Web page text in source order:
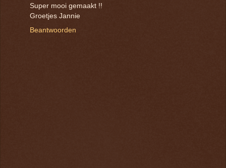
Super mooi gemaakt !!
Groetjes Jannie
Beantwoorden